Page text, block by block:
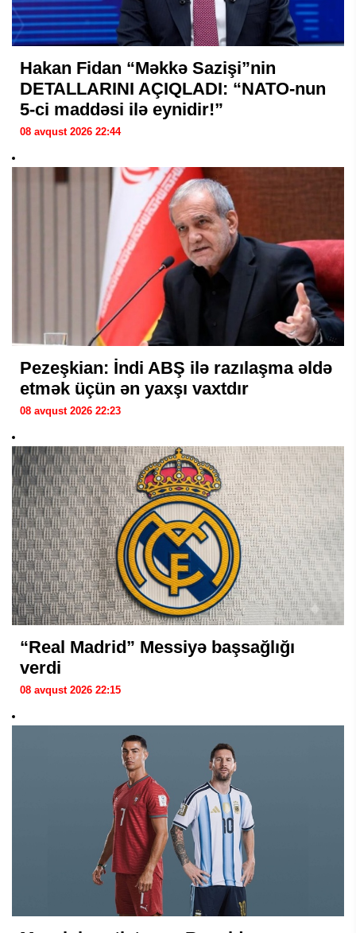
Hakan Fidan “Məkkə Sazişi”nin
DETALLARINI AÇIQLADI: “NATO-nun
5-ci maddəsi ilə eynidir!”
08 avqust 2026 22:44
Pezeşkian: İndi ABŞ ilə razılaşma əldə
etmək üçün ən yaxşı vaxtdır
08 avqust 2026 22:23
“Real Madrid” Messiyə başsağlığı
verdi
08 avqust 2026 22:15